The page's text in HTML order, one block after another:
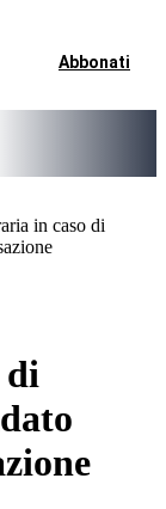
Abbonati
in caso di
di